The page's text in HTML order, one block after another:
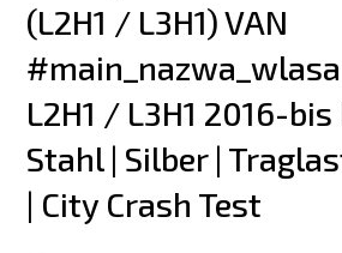
(L2H1 / L3H1) VAN
L2H1 / L3H1 2016-
Stahl | Silber |
| City Crash Test